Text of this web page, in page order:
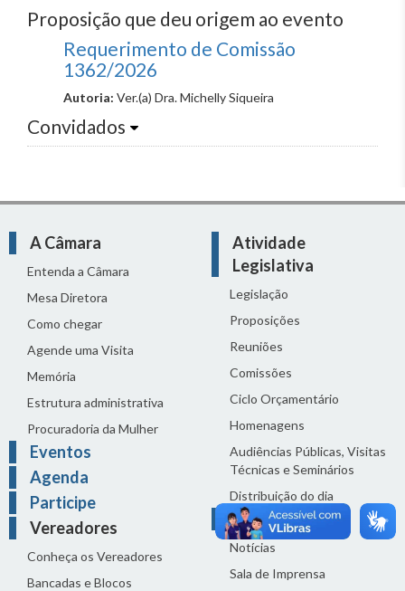
Proposição que deu origem ao evento
Requerimento de Comissão
1362/2026
Autoria: Ver.(a) Dra. Michelly Siqueira
Convidados
A Câmara
Entenda a Câmara
Mesa Diretora
Como chegar
Agende uma Visita
Memória
Estrutura administrativa
Procuradoria da Mulher
Eventos
Agenda
Participe
Vereadores
Conheça os Vereadores
Bancadas e Blocos
Atividade
Legislativa
Legislação
Proposições
Reuniões
Comissões
Ciclo Orçamentário
Homenagens
Audiências Públicas, Visitas
Técnicas e Seminários
Distribuição do dia
Comunicação
Notícias
Sala de Imprensa